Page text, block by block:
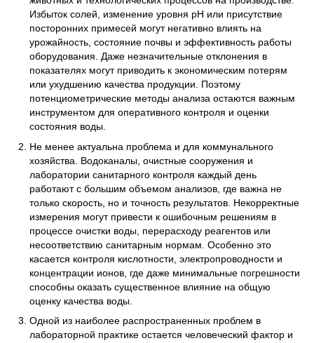
Избыток солей, изменение уровня pH или присутствие
посторонних примесей могут негативно влиять на
урожайность, состояние почвы и эффективность работы
оборудования. Даже незначительные отклонения в
показателях могут приводить к экономическим потерям
или ухудшению качества продукции. Поэтому
потенциометрические методы анализа остаются важным
инструментом для оперативного контроля и оценки
состояния воды.
Не менее актуальна проблема и для коммунального
хозяйства. Водоканалы, очистные сооружения и
лаборатории санитарного контроля каждый день
работают с большим объемом анализов, где важна не
только скорость, но и точность результатов. Некорректные
измерения могут привести к ошибочным решениям в
процессе очистки воды, перерасходу реагентов или
несоответствию санитарным нормам. Особенно это
касается контроля кислотности, электропроводности и
концентрации ионов, где даже минимальные погрешности
способны оказать существенное влияние на общую
оценку качества воды.
Одной из наиболее распространенных проблем в
лабораторной практике остается человеческий фактор и